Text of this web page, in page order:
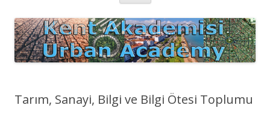
Tarım, Sanayi, Bilgi ve Bilgi Ötesi Toplumu